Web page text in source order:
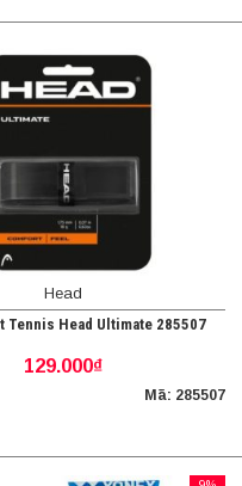
Head
Tennis Head Ultimate 285507
129.000₫
Mã: 285507